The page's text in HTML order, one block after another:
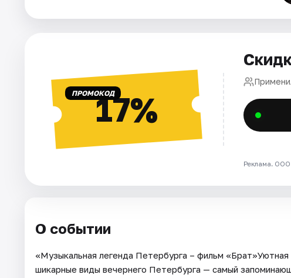
ПРОМОКОД17%
Реклама.
О событии
«Музыкальная легенда Петербурга – фильм
шикарные виды вечернего Петербурга — самый